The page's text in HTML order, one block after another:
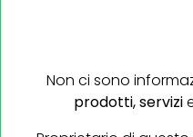
Non ci sono
prodotti,servizi